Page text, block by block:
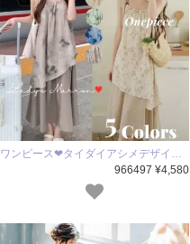
ワンピース❤タイダイアシメデザイ…
966497 ¥4,580